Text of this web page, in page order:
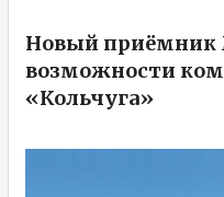
Новый приёмник
возможности
«Кольчуга»